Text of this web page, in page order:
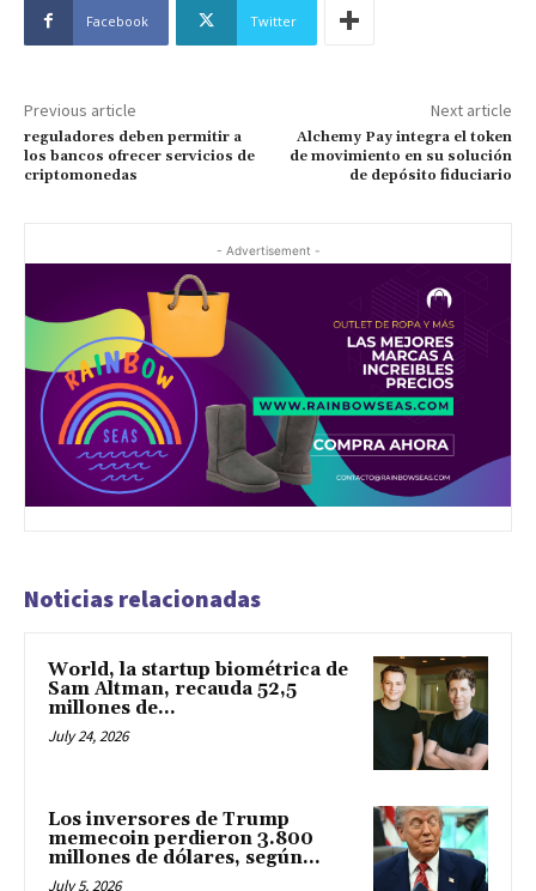
Facebook Twitter
Previous article
reguladores deben permitir a
los bancos ofrecer servicios de
criptomonedas
Next article
Alchemy Pay integra el token
de movimiento en su solución
de depósito fiduciario
- Advertisement -
Noticias relacionadas
World, la startup biométrica de
Sam Altman, recauda 52,5
millones de...
July 24, 2026
Los inversores de Trump
memecoin perdieron 3.800
millones de dólares, según...
July 5, 2026